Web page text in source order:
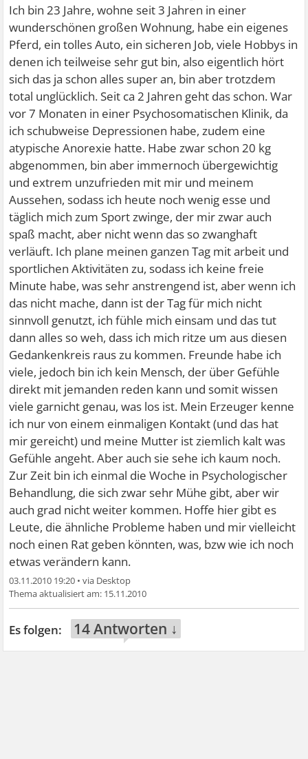
Ich bin 23 Jahre, wohne seit 3 Jahren in einer
wunderschönen großen Wohnung, habe ein eigenes
Pferd, ein tolles Auto, ein sicheren Job, viele Hobbys in
denen ich teilweise sehr gut bin, also eigentlich hört
sich das ja schon alles super an, bin aber trotzdem
total unglücklich. Seit ca 2 Jahren geht das schon. War
vor 7 Monaten in einer Psychosomatischen Klinik, da
ich schubweise Depressionen habe, zudem eine
atypische Anorexie hatte. Habe zwar schon 20 kg
abgenommen, bin aber immernoch übergewichtig
und extrem unzufrieden mit mir und meinem
Aussehen, sodass ich heute noch wenig esse und
täglich mich zum Sport zwinge, der mir zwar auch
spaß macht, aber nicht wenn das so zwanghaft
verläuft. Ich plane meinen ganzen Tag mit arbeit und
sportlichen Aktivitäten zu, sodass ich keine freie
Minute habe, was sehr anstrengend ist, aber wenn ich
das nicht mache, dann ist der Tag für mich nicht
sinnvoll genutzt, ich fühle mich einsam und das tut
dann alles so weh, dass ich mich ritze um aus diesen
Gedankenkreis raus zu kommen. Freunde habe ich
viele, jedoch bin ich kein Mensch, der über Gefühle
direkt mit jemanden reden kann und somit wissen
viele garnicht genau, was los ist. Mein Erzeuger kenne
ich nur von einem einmaligen Kontakt (und das hat
mir gereicht) und meine Mutter ist ziemlich kalt was
Gefühle angeht. Aber auch sie sehe ich kaum noch.
Zur Zeit bin ich einmal die Woche in Psychologischer
Behandlung, die sich zwar sehr Mühe gibt, aber wir
auch grad nicht weiter kommen. Hoffe hier gibt es
Leute, die ähnliche Probleme haben und mir vielleicht
noch einen Rat geben könnten, was, bzw wie ich noch
etwas verändern kann.
03.11.2010 19:20 •
15.11.2010
14 Antworten ↓